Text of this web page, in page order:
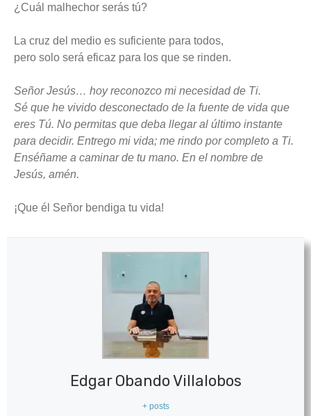
¿Cuál malhechor serás tú?
La cruz del medio es suficiente para todos,
pero solo será eficaz para los que se rinden.
Señor Jesús… hoy reconozco mi necesidad de Ti.
Sé que he vivido desconectado de la fuente de vida que
eres Tú. No permitas que deba llegar al último instante
para decidir. Entrego mi vida; me rindo por completo a Ti.
Enséñame a caminar de tu mano. En el nombre de
Jesús, amén.
¡Que él Señor bendiga tu vida!
Edgar Obando Villalobos
+ posts